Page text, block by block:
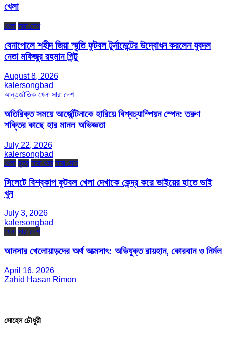
খেলা
খেলা সারা দেশ
বেনাপোলে শহীদ জিয়া স্মৃতি ফুটবল টুর্নামেন্টের উদ্বোধন করলেন যুবদল
নেতা মফিজুর রহমান পিন্টু
August 8, 2026
kalersongbad
আন্তর্জাতিক খেলা সারা দেশ
অতিরিক্ত সময়ে আর্জেন্টিনাকে হারিয়ে বিশ্বচ্যাম্পিয়ন স্পেন: তরুণ
শক্তির কাছে হার মানল অভিজ্ঞতা
July 22, 2026
kalersongbad
খেলা মৃত্যু সারা খবর সারা দেশ
সিলেটে বিশ্বকাপ ফুটবল খেলা দেখাকে কেন্দ্র করে ভাইয়ের হাতে ভাই
খুন
July 3, 2026
kalersongbad
খেলা সারা দেশ
আনসার খেলোয়াড়দের অর্থ আত্মসাৎ: অভিযুক্ত রায়হান, কোরবান ও নির্মল
April 16, 2026
Zahid Hasan Rimon
সোহেল চৌধুরী